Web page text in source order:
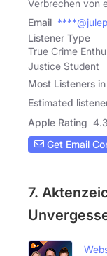
Verbrechen von
Email
Listener Type
True Crime
Justice Student
Most Listeners in
Estimated
Apple Rating 4.3
Get Email
7.